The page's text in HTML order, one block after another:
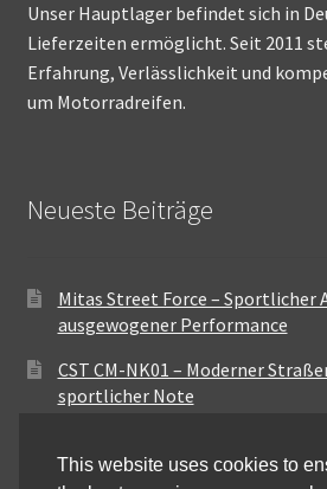
Unser Hauptlager befindet sich in
Lieferzeiten ermöglicht. Seit 2011
Erfahrung, Verlässlichkeit und
um Motorradreifen.
Neueste Beiträge
Mitas Street Force –
ausgewogener Performance
CST CM-NK01 – Moderner
sportlicher Note
Maxxis MA-ST3 –
für vielseitige Einsätze
This website uses cookies to